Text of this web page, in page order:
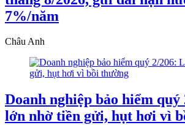
7%/năm
Châu Anh
Doanh nghiệp bảo hiểm
lớn nhờ tiền gửi, hụt hơi vì